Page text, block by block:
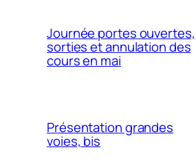
Journée portes ouvertes,
sorties et annulation des
cours en mai
Présentation grandes
voies, bis